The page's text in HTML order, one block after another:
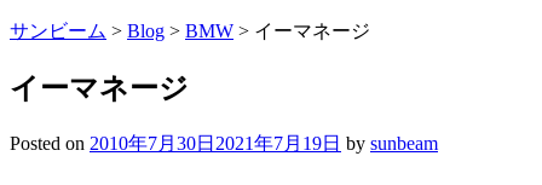
サンビーム > Blog > BMW > イーマネージ
イーマネージ
Posted on 2010年7月30日 2021年7月19日 by sunbeam